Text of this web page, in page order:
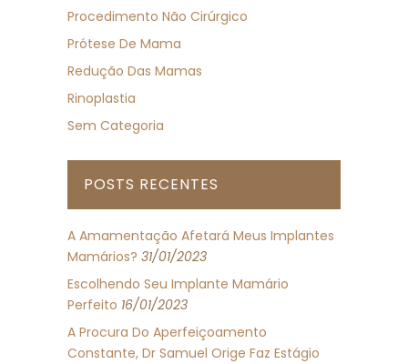
Procedimento Não Cirúrgico
Prótese De Mama
Redução Das Mamas
Rinoplastia
Sem Categoria
POSTS RECENTES
A Amamentação Afetará Meus Implantes
Mamários? 31/01/2023
Escolhendo Seu Implante Mamário
Perfeito 16/01/2023
A Procura Do Aperfeiçoamento
Constante, Dr Samuel Orige Faz Estágio